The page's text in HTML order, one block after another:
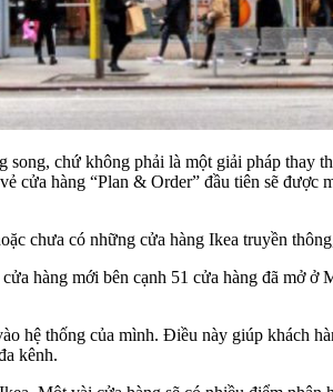
song, chứ không phải là một giải pháp
cửa hàng “Plan & Order” đầu tiên sẽ
chưa có những cửa hàng Ikea truyền
hàng mới bên cạnh 51 cửa hàng đã mở
hệ thống của mình. Điều này giúp khách
kênh.